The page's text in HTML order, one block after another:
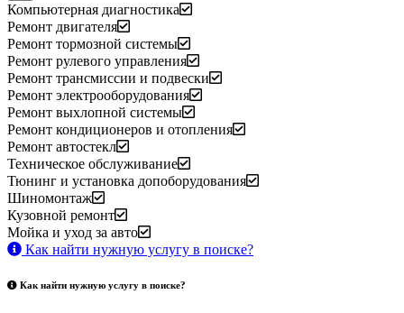
Компьютерная диагностика
Ремонт двигателя
Ремонт тормозной системы
Ремонт рулевого управления
Ремонт трансмиссии и подвески
Ремонт электрооборудования
Ремонт выхлопной системы
Ремонт кондиционеров и отопления
Ремонт автостекл
Техническое обслуживание
Тюнинг и установка допоборудования
Шиномонтаж
Кузовной ремонт
Мойка и уход за авто
Как найти нужную услугу в поиске?
Как найти нужную услугу в поиске?